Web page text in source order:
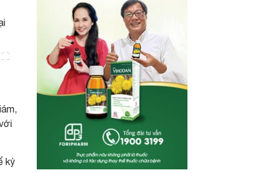
kỷ